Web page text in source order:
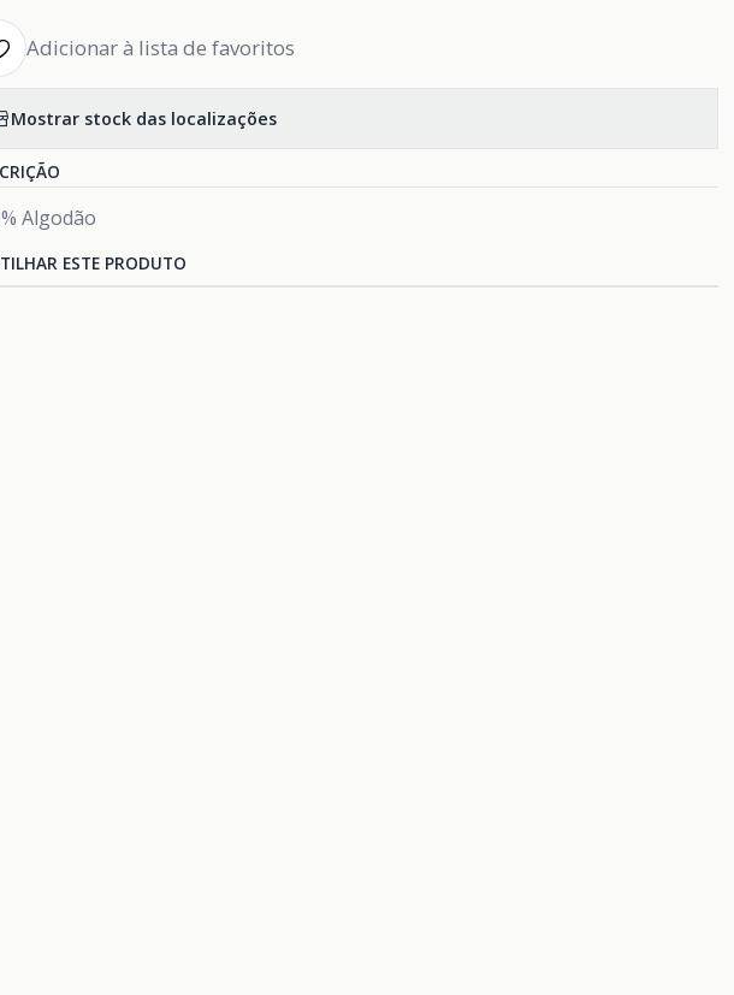
Adicionar à lista de favoritos
Mostrar stock das localizações
Algodão
ESTE PRODUTO